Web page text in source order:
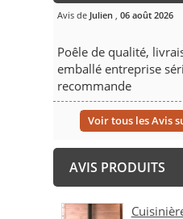
Avis de Julien, 06 août 2026
Poêle de qualité,
emballé entreprise
recommande
Voir tous les Avis
AVIS PRODUITS